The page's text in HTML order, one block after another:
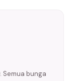
bunga